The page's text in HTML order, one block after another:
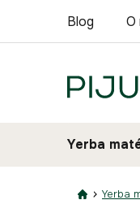
Blog O
Yerba
Yerba